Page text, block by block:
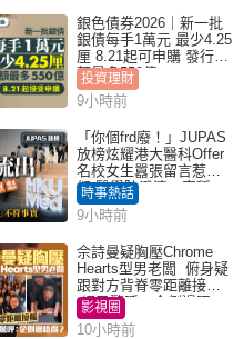
銀色債券2026｜新一批
銀債每手1萬元 最少4.25
厘 8.21起可申購 發行金
額最多550億
投資理財
9小時前
「你個frd廢！」JUPAS
放榜炫耀港大醫科Offer
名校女生囂張留言惹眾
怒 醫學院澄清：宣稱
「40.5分獲錄取」不符事
實｜Juicy叮
時事熱話
9小時前
佘詩曼疑胸壓Chrome
Hearts型男老闆 俯身疑
跟對方背脊零距離接觸
網民驚呼：企側邊唔
得？
影視圈
10小時前